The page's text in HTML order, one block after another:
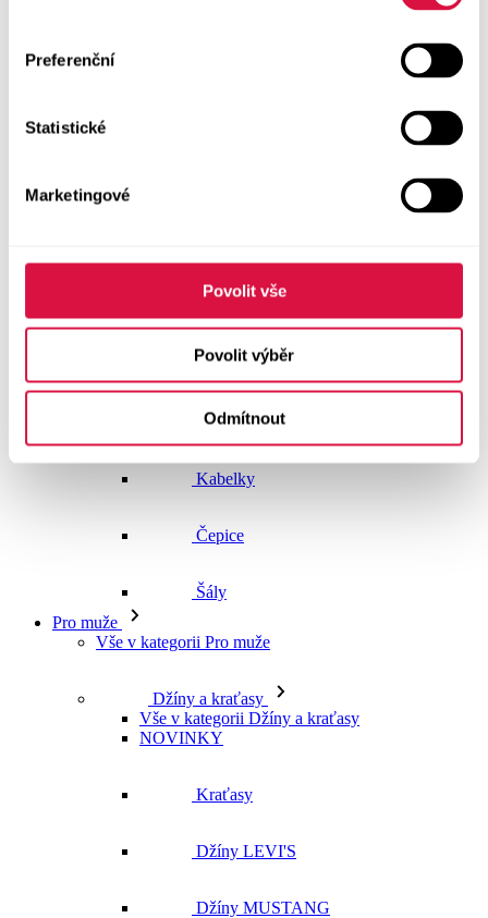
Preferenční
Statistické
Marketingové
Povolit vše
Povolit výběr
Odmítnout
Boty GEOX
Pásky
Peněženky
Kabelky
Čepice
Šály
Pro muže
Vše v kategorii Pro muže
Džíny a kraťasy
Vše v kategorii Džíny a kraťasy
NOVINKY
Kraťasy
Džíny LEVI'S
Džíny MUSTANG